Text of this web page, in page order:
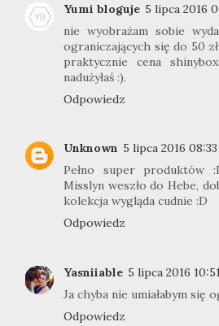
Yumi bloguje 5 lipca 2016
nie wyobrażam sobie
ograniczających się do 50
praktycznie cena
nadużyłaś :).
Odpowiedz
Unknown 5 lipca 2016 08:33
Pełno super produktów
Misslyn weszło do Hebe,
kolekcja wygląda cudnie :D
Odpowiedz
Yasniiable 5 lipca 2016
Ja chyba nie umiałabym się
Odpowiedz